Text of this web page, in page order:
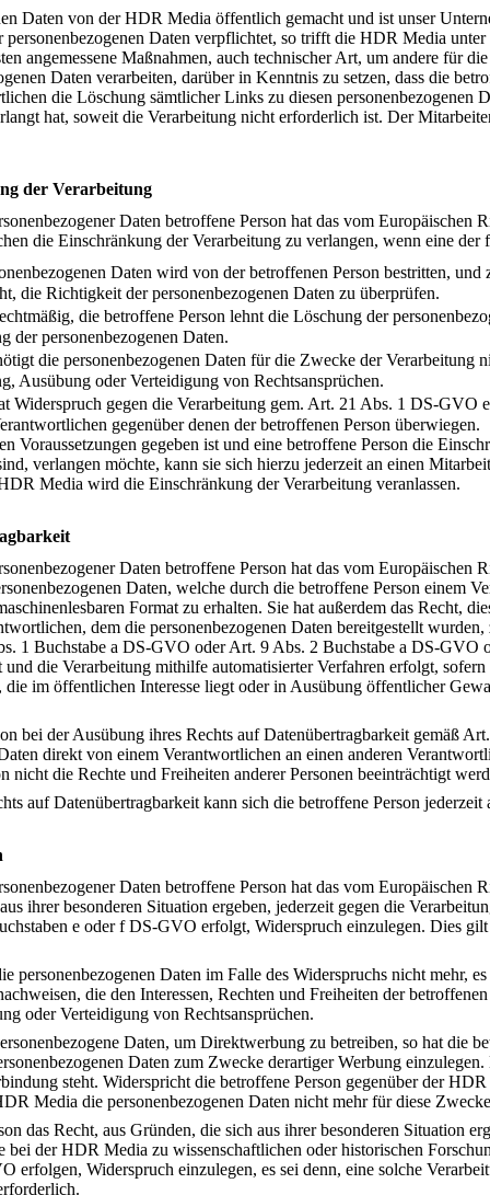
Daten von der HDR Media öffentlich gemacht und ist unser
Daten verpflichtet, so trifft die HDR Media
angemessene Maßnahmen, auch technischer Art, um andere für
Daten verarbeiten, darüber in Kenntnis zu setzen, dass die
die Löschung sämtlicher Links zu diesen personenbezogenen
hat, soweit die Verarbeitung nicht erforderlich ist. Der
der Verarbeitung
Daten betroffene Person hat das vom Europäischen
die Einschränkung der Verarbeitung zu verlangen, wenn eine der
Daten wird von der betroffenen Person bestritten, und
die Richtigkeit der personenbezogenen Daten zu überprüfen.
die betroffene Person lehnt die Löschung der
der personenbezogenen Daten.
die personenbezogenen Daten für die Zwecke der Verarbeitung
Ausübung oder Verteidigung von Rechtsansprüchen.
Widerspruch gegen die Verarbeitung gem. Art. 21 Abs. 1 DS-GVO
gegenüber denen der betroffenen Person überwiegen.
Voraussetzungen gegeben ist und eine betroffene Person die
verlangen möchte, kann sie sich hierzu jederzeit an einen
Media wird die Einschränkung der Verarbeitung veranlassen.
Daten betroffene Person hat das vom Europäischen
Daten, welche durch die betroffene Person einem
Format zu erhalten. Sie hat außerdem das Recht,
dem die personenbezogenen Daten bereitgestellt
1 Buchstabe a DS-GVO oder Art. 9 Abs. 2 Buchstabe a DS-GVO
die Verarbeitung mithilfe automatisierter Verfahren erfolgt,
im öffentlichen Interesse liegt oder in Ausübung öffentlicher
bei der Ausübung ihres Rechts auf Datenübertragbarkeit gemäß
direkt von einem Verantwortlichen an einen anderen
nicht die Rechte und Freiheiten anderer Personen beeinträchtigt
auf Datenübertragbarkeit kann sich die betroffene Person
Daten betroffene Person hat das vom Europäischen
ihrer besonderen Situation ergeben, jederzeit gegen die
e oder f DS-GVO erfolgt, Widerspruch einzulegen. Dies
personenbezogenen Daten im Falle des Widerspruchs nicht mehr,
die den Interessen, Rechten und Freiheiten der
oder Verteidigung von Rechtsansprüchen.
Daten, um Direktwerbung zu betreiben, so hat die
Daten zum Zwecke derartiger Werbung
steht. Widerspricht die betroffene Person gegenüber der
Media die personenbezogenen Daten nicht mehr für diese
das Recht, aus Gründen, die sich aus ihrer besonderen Situation
bei der HDR Media zu wissenschaftlichen oder historischen
erfolgen, Widerspruch einzulegen, es sei denn, eine solche